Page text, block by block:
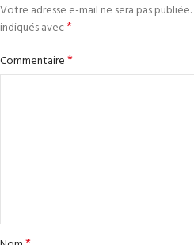
Votre adresse e-mail ne sera pas publiée.
indiqués avec*
Commentaire*